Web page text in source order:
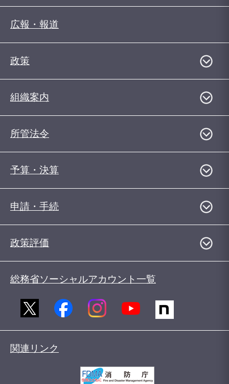
広報・報道
政策
組織案内
所管法令
予算・決算
申請・手続
政策評価
総務省ソーシャルアカウント一覧
関連リンク